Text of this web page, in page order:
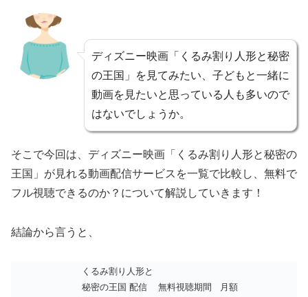
ディズニー映画「くるみ割り人形と秘密
の王国」を見てみたい、子どもと一緒に
動画を見たいと思っている人も多いので
はないでしょうか。
そこで今回は、ディズニー映画「くるみ割り人形と秘密の
王国」が見れる動画配信サービスを一覧で比較し、無料で
フル視聴できるのか？について解説していきます！
結論から言うと、
くるみ割り人形と
秘密の王国 配信
無料視聴期間 月額